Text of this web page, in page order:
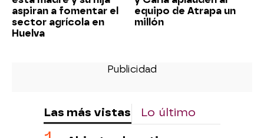
aspiran a fomentar el
sector agrícola en
Huelva
equipo de Atrapa un
millón
Las más vistas Lo último